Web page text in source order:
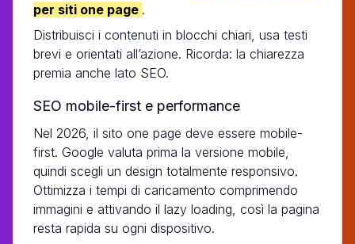
per siti one page .
Distribuisci i contenuti in blocchi chiari, usa testi
brevi e orientati all’azione. Ricorda: la chiarezza
premia anche lato SEO.
SEO mobile-first e performance
Nel 2026, il sito one page deve essere mobile-
first. Google valuta prima la versione mobile,
quindi scegli un design totalmente responsivo.
Ottimizza i tempi di caricamento comprimendo
immagini e attivando il lazy loading, così la pagina
resta rapida su ogni dispositivo.